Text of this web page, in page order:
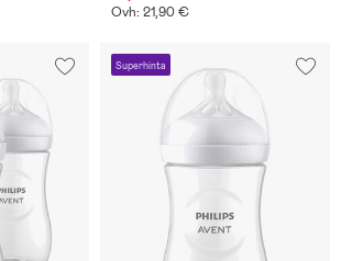
Ovh: 21,90 €
Superhinta